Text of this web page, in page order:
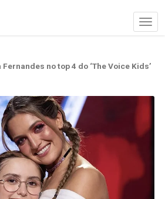
no top 4 do ‘The Voice Kids’